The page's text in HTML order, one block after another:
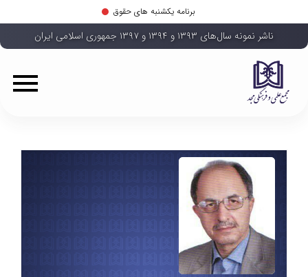
برنامه یکشنبه های حقوق
ناشر نمونه سال‌های ۱۳۹۳ و ۱۳۹۴ و ۱۳۹۷ جمهوری اسلامی ایران